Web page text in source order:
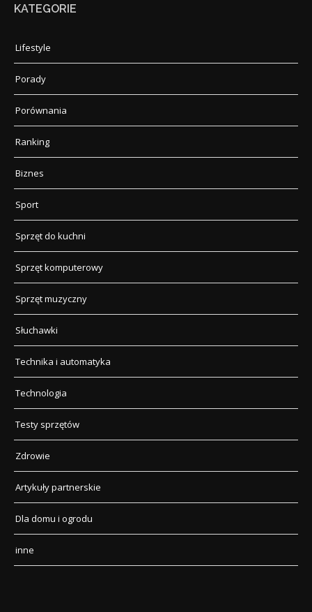
KATEGORIE
Lifestyle
Porady
Porównania
Ranking
Biznes
Sport
Sprzęt do kuchni
Sprzęt komputerowy
Sprzęt muzyczny
Słuchawki
Technika i automatyka
Technologia
Testy sprzętów
Zdrowie
Artykuły partnerskie
Dla domu i ogrodu
inne